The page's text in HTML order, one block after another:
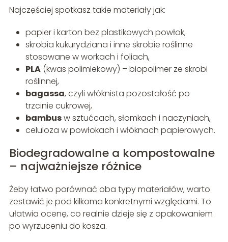
Najczęściej spotkasz takie materiały jak:
papier i karton bez plastikowych powłok,
skrobia kukurydziana i inne skrobie roślinne
stosowane w workach i foliach,
PLA(kwas polimlekowy) – biopolimer ze skrobi
roślinnej,
bagassa, czyli włóknista pozostałość po
trzcinie cukrowej,
bambusw sztućcach, słomkach i naczyniach,
celuloza w powłokach i włóknach papierowych.
Biodegradowalne a kompostowalne
– najważniejsze różnice
Żeby łatwo porównać oba typy materiałów, warto
zestawić je pod kilkoma konkretnymi względami. To
ułatwia ocenę, co realnie dzieje się z opakowaniem
po wyrzuceniu do kosza.